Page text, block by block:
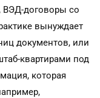
договоры со
вынуждает
документов, или
квартирами под
которая